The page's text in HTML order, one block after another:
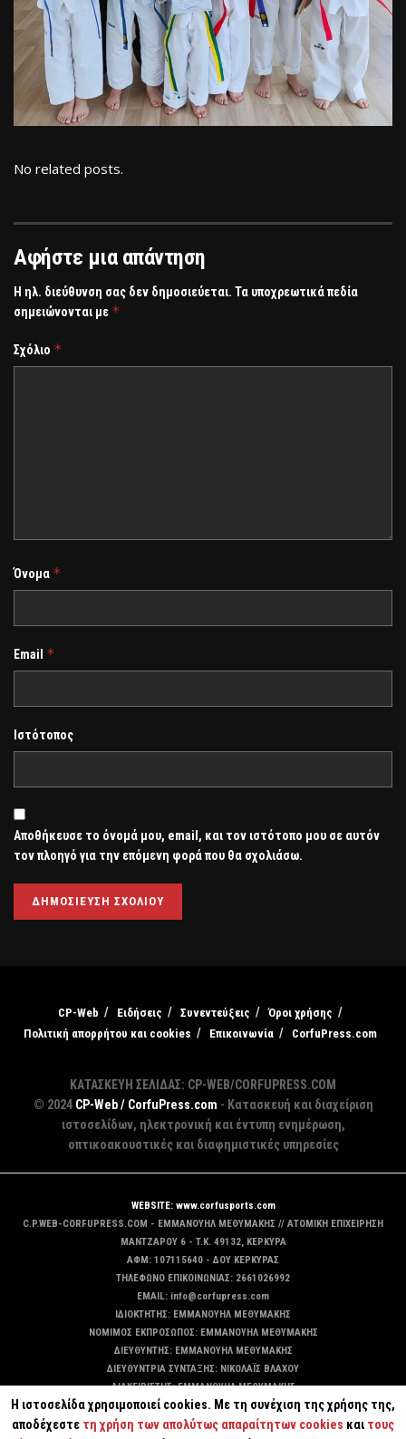
No related posts.
Αφήστε μια απάντηση
Η ηλ. διεύθυνση σας δεν δημοσιεύεται. Τα υποχρεωτικά πεδία
σημειώνονται με *
Σχόλιο *
Όνομα *
Email *
Ιστότοπος
Αποθήκευσε το όνομά μου, email, και τον ιστότοπο μου σε αυτόν
τον πλοηγό για την επόμενη φορά που θα σχολιάσω.
CP-Web Ειδήσεις Συνεντεύξεις
Όροι χρήσης
Πολιτική απορρήτου και cookies
Επικοινωνία CorfuPress.com
ΚΑΤΑΣΚΕΥΗ ΣΕΛΙΔΑΣ: CP-WEB/CORFUPRESS.COM
© 2024 CP-Web / CorfuPress.com - Κατασκευή και διαχείριση
ιστοσελίδων, ηλεκτρονική και έντυπη ενημέρωση,
οπτικοακουστικές και διαφημιστικές υπηρεσίες
WEBSITE: www.corfusports.com
C.P.WEB-CORFUPRESS.COM - ΕΜΜΑΝΟΥΗΛ ΜΕΘΥΜΑΚΗΣ // ΑΤΟΜΙΚΗ ΕΠΙΧΕΙΡΗΣΗ
MANTZAΡΟΥ 6 - T.K. 49132, ΚΕΡΚΥΡΑ
ΑΦΜ: 107115640 - ΔΟΥ ΚΕΡΚΥΡΑΣ
ΤΗΛΕΦΩΝΟ ΕΠΙΚΟΙΝΩΝΙΑΣ: 2661026992
EMAIL: info@corfupress.com
ΙΔΙΟΚΤΗΤΗΣ: EMMANOYΗΛ ΜΕΘΥΜΑΚΗΣ
ΝΟΜΙΜΟΣ ΕΚΠΡΟΣΩΠΟΣ: EMMANOYΗΛ ΜΕΘΥΜΑΚΗΣ
ΔΙΕΥΘΥΝΤΗΣ: EMMANOYΗΛ ΜΕΘΥΜΑΚΗΣ
ΔΙΕΥΘΥΝΤΡΙΑ ΣΥΝΤΑΞΗΣ: ΝΙΚΟΛΑΪΣ ΒΛΑΧΟΥ
ΔΙΑΧΕΙΡΙΣΤΗΣ: EMMANOYΗΛ ΜΕΘΥΜΑΚΗΣ
ΔΙΚΑΙΟΥΧΟΣ DOMAIN: ΕΜΜΑΝΟΥΗΛ ΜΕΘΥΜΑΚΗΣ
Η ιστοσελίδα χρησιμοποιεί cookies. Με τη συνέχιση της χρήσης της,
αποδέχεστε τη χρήση των απολύτως απαραίτητων cookies και τους